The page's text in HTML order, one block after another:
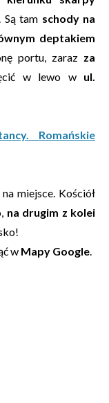
Są tam schody na
deptakiem
portu, zaraz za
w lewo w ul.
Romańskie
miejsce. Kościół
na drugim z kolei
w Mapy Google.